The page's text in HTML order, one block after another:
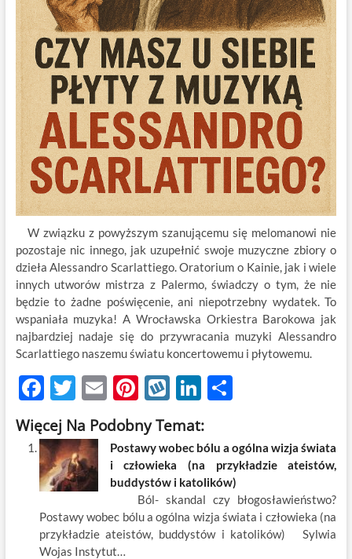
W związku z powyższym szanującemu się melomanowi nie
pozostaje nic innego, jak uzupełnić swoje muzyczne zbiory o
dzieła Alessandro Scarlattiego. Oratorium o Kainie, jak i wiele
innych utworów mistrza z Palermo, świadczy o tym, że nie
będzie to żadne poświęcenie, ani niepotrzebny wydatek. To
wspaniała muzyka! A Wrocławska Orkiestra Barokowa jak
najbardziej nadaje się do przywracania muzyki Alessandro
Scarlattiego naszemu światu koncertowemu i płytowemu.
F
ac
e
b
o
o
k
T
w
itt
er
E
m
ail
Pi
nt
er
es
t
W
k
o
p
Li
k
e
dI
n
S
ar
e
Więcej Na Podobny Temat:
Postawy wobec bólu a ogólna wizja świata
i człowieka (na przykładzie ateistów,
buddystów i katolików)
Ból- skandal czy błogosławieństwo?
Postawy wobec bólu a ogólna wizja świata i człowieka (na
przykładzie ateistów, buddystów i katolików) Sylwia
Wojas Instytut…